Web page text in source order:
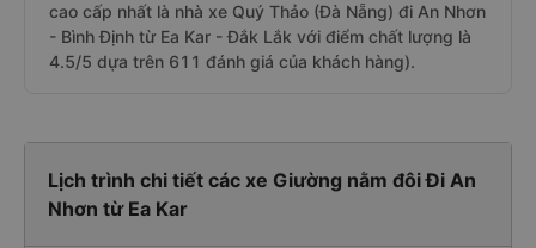
cao cấp nhất là nhà xe Quý Thảo (Đà Nẵng) đi An Nhơn
- Bình Định từ Ea Kar - Đắk Lắk với điểm chất lượng là
4.5/5 dựa trên 611 đánh giá của khách hàng).
Lịch trình chi tiết các xe Giường nằm đôi Đi An
Nhơn từ Ea Kar